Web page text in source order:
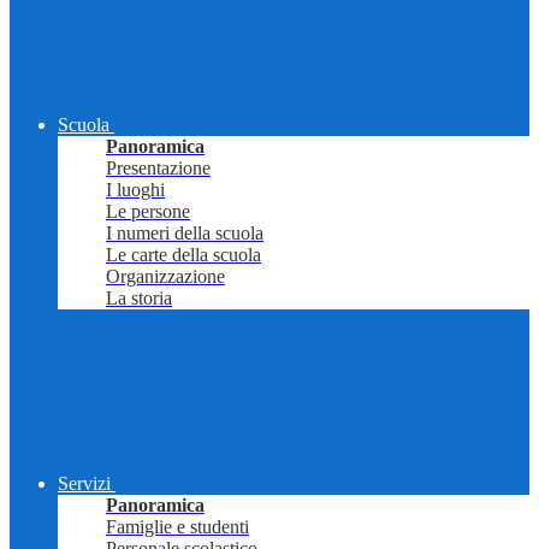
Scuola
Panoramica
Presentazione
I luoghi
Le persone
I numeri della scuola
Le carte della scuola
Organizzazione
La storia
Servizi
Panoramica
Famiglie e studenti